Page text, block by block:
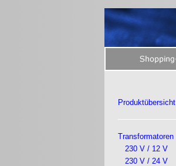
Produktübersicht
Transformatoren
230 V / 12 V
230 V / 24 V